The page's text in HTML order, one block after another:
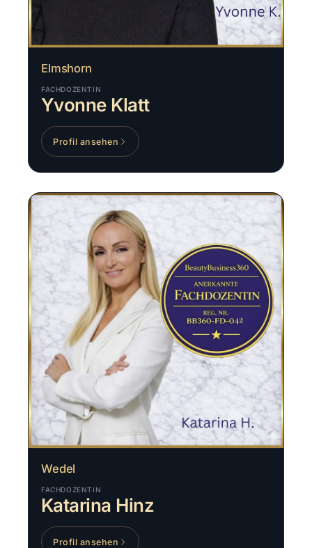
Elmshorn
FACHDOZENTIN
Yvonne Klatt
Profil ansehen
Wedel
FACHDOZENTIN
Katarina Hinz
Profil ansehen